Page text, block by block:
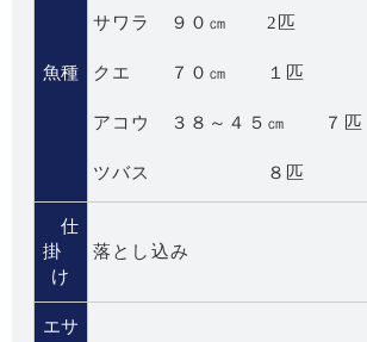
魚種
サワラ ９０㎝ 2匹
クエ ７０㎝ １匹
アコウ ３８～４５㎝ ７匹
ツバス ８匹
仕
掛
け
落とし込み
エサ